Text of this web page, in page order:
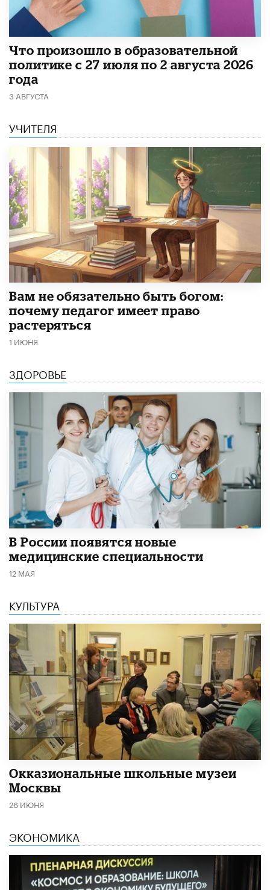
​Что произошло в образовательной
политике с 27 июля по 2 августа 2026
года
3 АВГУСТА
УЧИТЕЛЯ
​Вам не обязательно быть богом:
почему педагог имеет право
растеряться
1 ИЮНЯ
ЗДОРОВЬЕ
В России появятся новые
медицинские специальности
12 МАЯ
КУЛЬТУРА
​Окказиональные школьные музеи
Москвы
26 ИЮНЯ
ЭКОНОМИКА